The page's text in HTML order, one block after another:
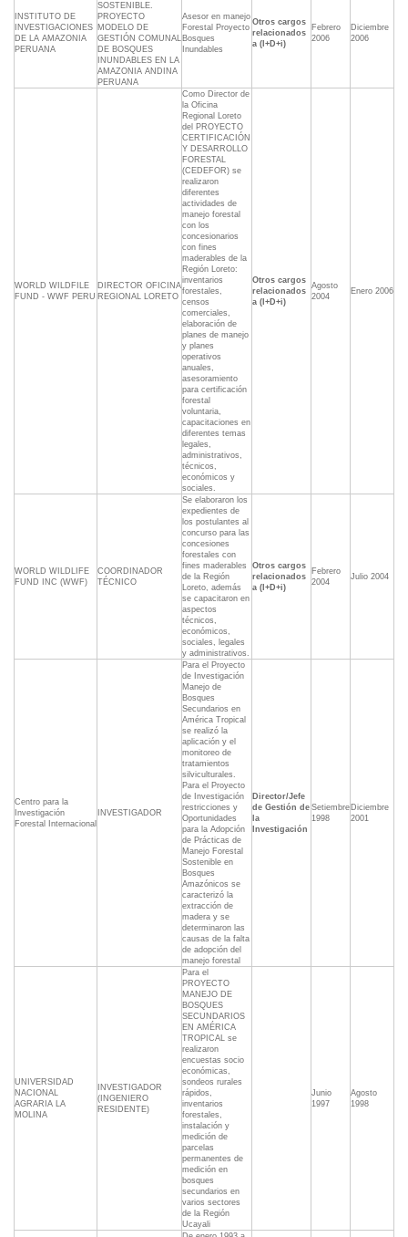
INSTITUTO DE
INVESTIGACIONES
DE LA AMAZONIA
PERUANA
SOSTENIBLE.
PROYECTO
MODELO DE
GESTIÓN COMUNAL
DE BOSQUES
INUNDABLES EN LA
AMAZONIA ANDINA
PERUANA
Asesor en manejo
Forestal Proyecto
Bosques
Inundables
Otros cargos
relacionados
a (I+D+i)
Febrero
2006
Diciembre
2006
WORLD WILDFILE
FUND - WWF PERU
DIRECTOR OFICINA
REGIONAL LORETO
Como Director de
la Oficina
Regional Loreto
del PROYECTO
CERTIFICACIÓN
Y DESARROLLO
FORESTAL
(CEDEFOR) se
realizaron
diferentes
actividades de
manejo forestal
con los
concesionarios
con fines
maderables de la
Región Loreto:
inventarios
forestales,
censos
comerciales,
elaboración de
planes de manejo
y planes
operativos
anuales,
asesoramiento
para certificación
forestal
voluntaria,
capacitaciones en
diferentes temas
legales,
administrativos,
técnicos,
económicos y
sociales.
Otros cargos
relacionados
a (I+D+i)
Agosto
2004
Enero 2006
WORLD WILDLIFE
FUND INC (WWF)
COORDINADOR
TÉCNICO
Se elaboraron los
expedientes de
los postulantes al
concurso para las
concesiones
forestales con
fines maderables
de la Región
Loreto, además
se capacitaron en
aspectos
técnicos,
económicos,
sociales, legales
y administrativos.
Otros cargos
relacionados
a (I+D+i)
Febrero
2004
Julio 2004
Centro para la
Investigación
Forestal Internacional
INVESTIGADOR
Para el Proyecto
de Investigación
Manejo de
Bosques
Secundarios en
América Tropical
se realizó la
aplicación y el
monitoreo de
tratamientos
silviculturales.
Para el Proyecto
de Investigación
restricciones y
Oportunidades
para la Adopción
de Prácticas de
Manejo Forestal
Sostenible en
Bosques
Amazónicos se
caracterizó la
extracción de
madera y se
determinaron las
causas de la falta
de adopción del
manejo forestal
Director/Jefe
de Gestión de
la
Investigación
Setiembre
1998
Diciembre
2001
UNIVERSIDAD
NACIONAL
AGRARIA LA
MOLINA
INVESTIGADOR
(INGENIERO
RESIDENTE)
Para el
PROYECTO
MANEJO DE
BOSQUES
SECUNDARIOS
EN AMÉRICA
TROPICAL se
realizaron
encuestas socio
económicas,
sondeos rurales
rápidos,
inventarios
forestales,
instalación y
medición de
parcelas
permanentes de
medición en
bosques
secundarios en
varios sectores
de la Región
Ucayali
Junio
1997
Agosto
1998